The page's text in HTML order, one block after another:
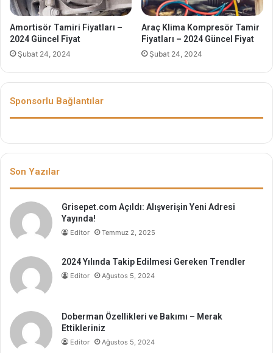
Amortisör Tamiri Fiyatları –
2024 Güncel Fiyat
Şubat 24, 2024
Araç Klima Kompresör Tamir
Fiyatları – 2024 Güncel Fiyat
Şubat 24, 2024
Sponsorlu Bağlantılar
Son Yazılar
Grisepet.com Açıldı: Alışverişin Yeni Adresi
Yayında!
Editor Temmuz 2, 2025
2024 Yılında Takip Edilmesi Gereken Trendler
Editor Ağustos 5, 2024
Doberman Özellikleri ve Bakımı – Merak
Ettikleriniz
Editor Ağustos 5, 2024